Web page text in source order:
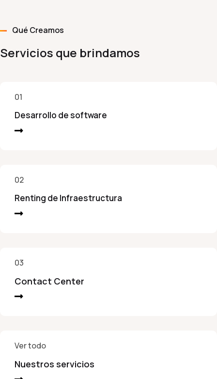
Qué Creamos
Servicios que brindamos
01
Desarrollo de software
02
Renting de Infraestructura
03
Contact Center
Ver todo
Nuestros servicios